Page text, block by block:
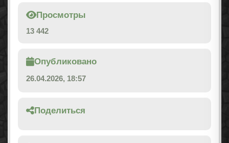
Просмотры
13 442
Опубликовано
26.04.2026, 18:57
Поделиться